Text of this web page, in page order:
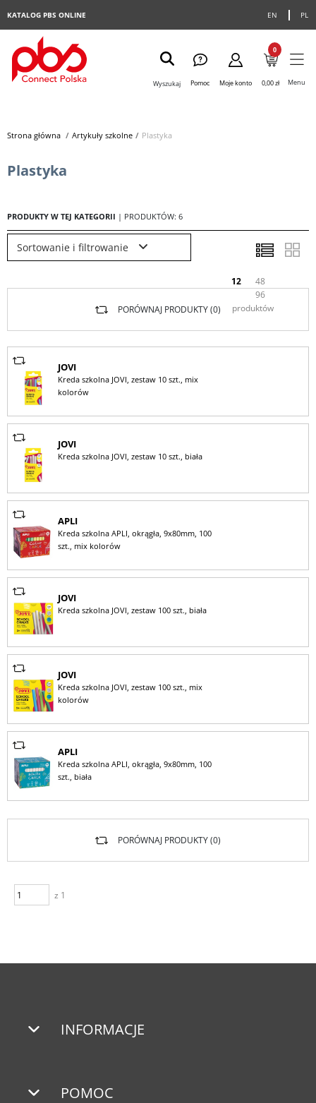
EN PL
KATALOG PBS ONLINE
Wyszukaj Pomoc Moje konto
0
0,00 zł Menu
Strona główna> Artykuły szkolne> Plastyka
Plastyka
PRODUKTY W TEJ KATEGORII | PRODUKTÓW: 6
Sortowanie i filtrowanie
12
48
96
produktów
PORÓWNAJ PRODUKTY (0)
JOVI
Kreda szkolna JOVI, zestaw 10 szt., mix
kolorów
JOVI
Kreda szkolna JOVI, zestaw 10 szt., biała
APLI
Kreda szkolna APLI, okrągła, 9x80mm, 100
szt., mix kolorów
JOVI
Kreda szkolna JOVI, zestaw 100 szt., biała
JOVI
Kreda szkolna JOVI, zestaw 100 szt., mix
kolorów
APLI
Kreda szkolna APLI, okrągła, 9x80mm, 100
szt., biała
z 1
PORÓWNAJ PRODUKTY (0)
INFORMACJE
POMOC